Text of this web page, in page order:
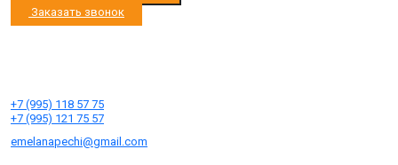
Заказать звонок
+7 (995) 118 57 75
+7 (995) 121 75 57
emelanapechi@gmail.com